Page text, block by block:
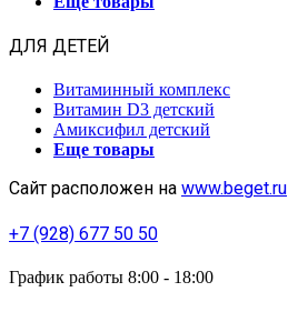
ДЛЯ ДЕТЕЙ
Витаминный комплекс
Витамин D3 детский
Амиксифил детский
Еще товары
Сайт расположен на www.beget.ru
+7 (928) 677 50 50
График работы 8:00 - 18:00